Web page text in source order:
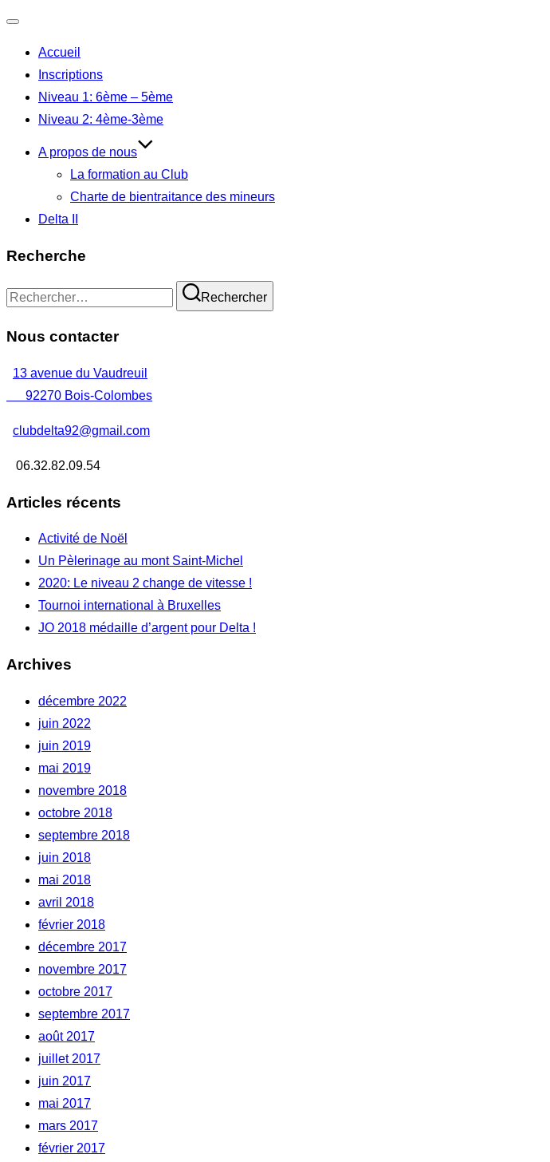
navigation
Accueil
Inscriptions
Niveau 1: 6ème – 5ème
Niveau 2: 4ème-3ème
A propos de nous
La formation au Club
Charte de bientraitance des mineurs
Delta II
Recherche
Recherche
Rechercher
Nous contacter
13 avenue du Vaudreuil
92270 Bois-Colombes
clubdelta92@gmail.com
06.32.82.09.54
Articles récents
Activité de Noël
Un Pèlerinage au mont Saint-Michel
2020: Le niveau 2 change de vitesse !
Tournoi international à Bruxelles
JO 2018 médaille d’argent pour Delta !
Archives
décembre 2022
juin 2022
juin 2019
mai 2019
novembre 2018
octobre 2018
septembre 2018
juin 2018
mai 2018
avril 2018
février 2018
décembre 2017
novembre 2017
octobre 2017
septembre 2017
août 2017
juillet 2017
juin 2017
mai 2017
mars 2017
février 2017